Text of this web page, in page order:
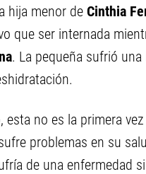
hija menor de Cinthia
que ser internada
. La pequeña sufrió
esta no es la primera
problemas en su
de una enfermedad